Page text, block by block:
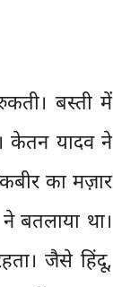
बस्ती में
केतन यादव ने
का मज़ार
बतलाया था।
जैसे हिंदू,